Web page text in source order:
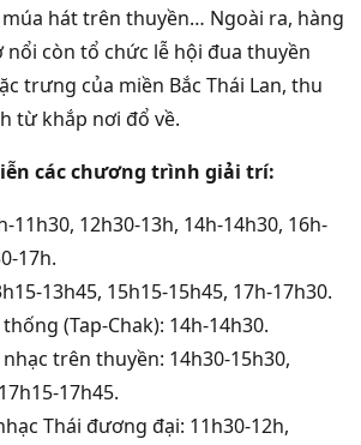
hát trên thuyền… Ngoài ra, hàng
nổi còn tổ chức lễ hội đua thuyền
trưng của miền Bắc Thái Lan, thu
từ khắp nơi đổ về.
các chương trình giải trí:
11h30, 12h30-13h, 14h-14h30, 16h-
17h.
13h45, 15h15-15h45, 17h-17h30.
(Tap-Chak): 14h-14h30.
trên thuyền: 14h30-15h30,
17h45.
Thái đương đại: 11h30-12h,